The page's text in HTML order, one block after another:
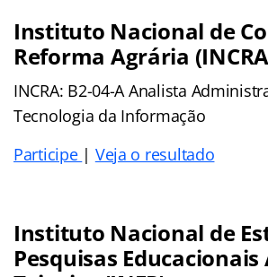
Instituto Nacional de
Reforma Agrária
INCRA: B2-04-A Analista
Tecnologia da Informação
Participe | Veja o resultado
Instituto Nacional de
Pesquisas Educacionais